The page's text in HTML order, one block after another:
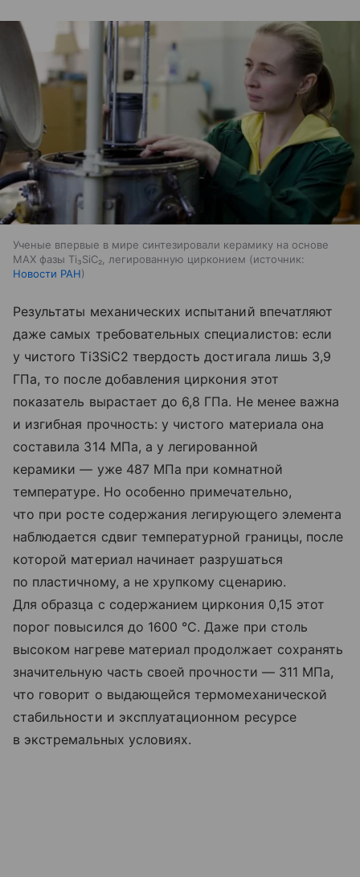
Ученые впервые в мире синтезировали керамику на основе
MAX фазы Ti₃SiC₂, легированную цирконием
источник:
Новости РАН
Результаты механических испытаний впечатляют
даже самых требовательных специалистов: если
у чистого Ti3SiC2 твердость достигала лишь 3,9
ГПа, то после добавления циркония этот
показатель вырастает до 6,8 ГПа. Не менее важна
и изгибная прочность: у чистого материала она
составила 314 МПа, а у легированной
керамики — уже 487 МПа при комнатной
температуре. Но особенно примечательно,
что при росте содержания легирующего элемента
наблюдается сдвиг температурной границы, после
которой материал начинает разрушаться
по пластичному, а не хрупкому сценарию.
Для образца с содержанием циркония 0,15 этот
порог повысился до 1600 °C. Даже при столь
высоком нагреве материал продолжает сохранять
значительную часть своей прочности — 311 МПа,
что говорит о выдающейся термомеханической
стабильности и эксплуатационном ресурсе
в экстремальных условиях.